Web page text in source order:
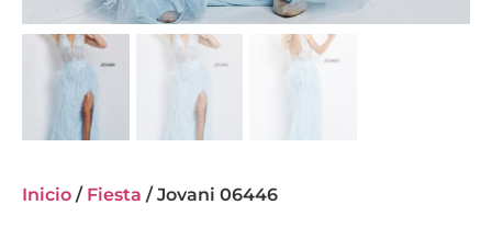
Inicio / Fiesta / Jovani 06446